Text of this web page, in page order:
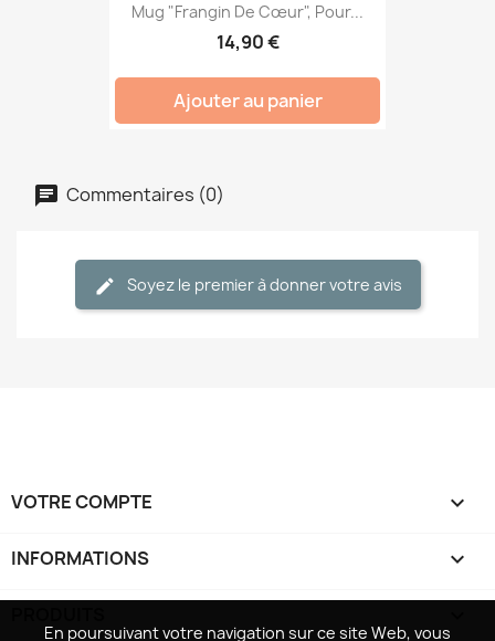
En poursuivant votre navigation sur ce site Web, vous
Mug "Frangin De Cœur", Pour...
14,90 €
Ajouter au panier
Commentaires (0)
Soyez le premier à donner votre avis
VOTRE COMPTE 
INFORMATIONS keyboard_arrow_down
En poursuivant votre navigation sur ce site Web, vous